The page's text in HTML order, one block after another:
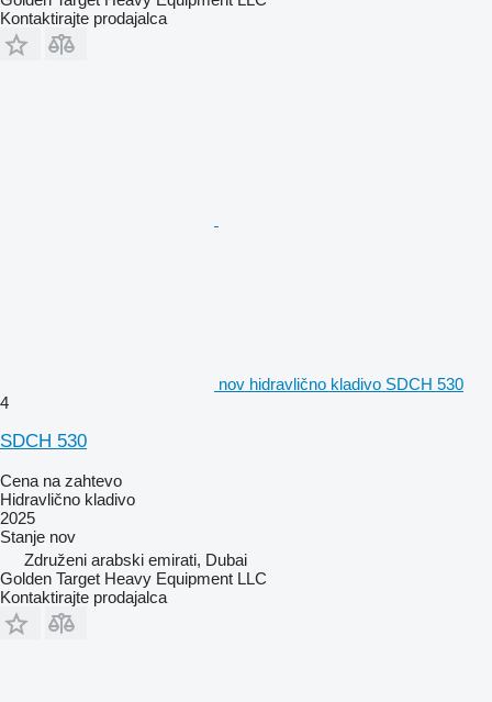
Kontaktirajte prodajalca
nov hidravlično kladivo SDCH 530
4
SDCH 530
Cena na zahtevo
Hidravlično kladivo
2025
Stanje nov
Združeni arabski emirati, Dubai
Golden Target Heavy Equipment LLC
Kontaktirajte prodajalca